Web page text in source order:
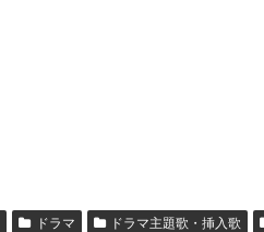
ドラマ ドラマ主題歌・挿入歌